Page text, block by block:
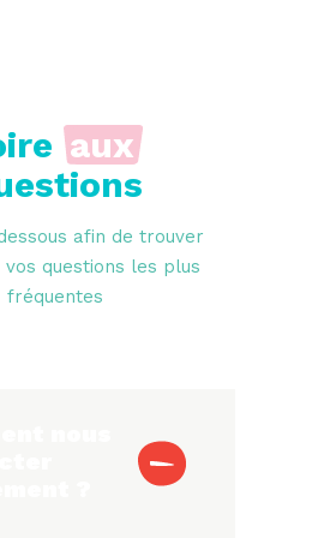
aux
afin de trouver
questions les plus
fréquentes